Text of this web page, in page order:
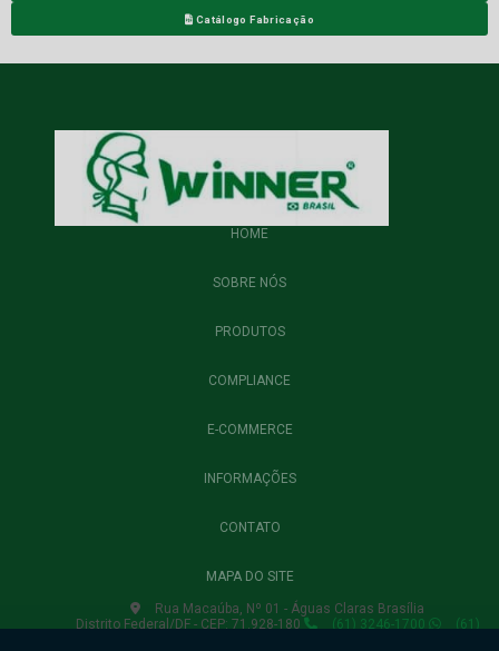
Catálogo Fabricação
HOME
SOBRE NÓS
PRODUTOS
COMPLIANCE
E-COMMERCE
INFORMAÇÕES
CONTATO
MAPA DO SITE
Rua Macaúba, Nº 01 - Águas Claras Brasília
Distrito Federal/DF - CEP: 71.928-180
(61) 3246-1700
(61)